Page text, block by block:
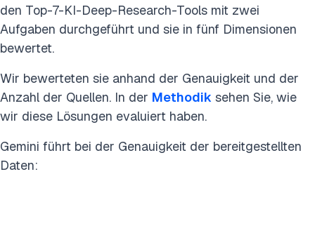
den Top-7-KI-Deep-Research-Tools mit zwei
Aufgaben durchgeführt und sie in fünf Dimensionen
bewertet.
Wir bewerteten sie anhand der Genauigkeit und der
Anzahl der Quellen. In der Methodik sehen Sie, wie
wir diese Lösungen evaluiert haben.
Gemini führt bei der Genauigkeit der bereitgestellten
Daten: